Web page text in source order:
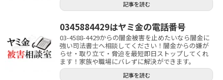
記事を読む
0345884429はヤミ金の電話番号
03-4588-4429からの闇金被害を止めたいなら闇金に
強い司法書士へ相談してください！闇金からの嫌が
らせ・取り立て・脅迫を最短即日ストップしてくれ
ます！家族や職場にバレずに解決ができます。
記事を読む